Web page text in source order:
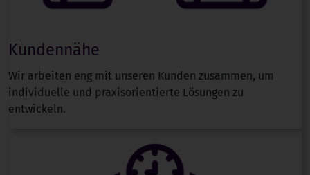
Kundennähe
Wir arbeiten eng mit unseren Kunden zusammen, um
individuelle und praxisorientierte Lösungen zu
entwickeln.